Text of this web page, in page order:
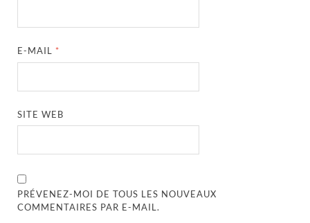
E-MAIL *
SITE WEB
PRÉVENEZ-MOI DE TOUS LES NOUVEAUX
COMMENTAIRES PAR E-MAIL.